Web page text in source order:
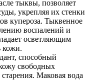
тыквы, позволяет
укрепляя их стенки
купероза. Тыквенное
воспалений и
осветляющим
кожи.
способный
свободных
Маковая вода